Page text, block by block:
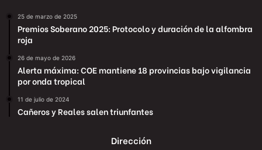
25 de marzo de 2025
Premios Soberano 2025: Protocolo y duración de la alfombra
roja
26 de mayo de 2026
Alerta máxima: COE mantiene 18 provincias bajo vigilancia
por onda tropical
11 de julio de 2024
Cañeros y Reales salen triunfantes
Dirección